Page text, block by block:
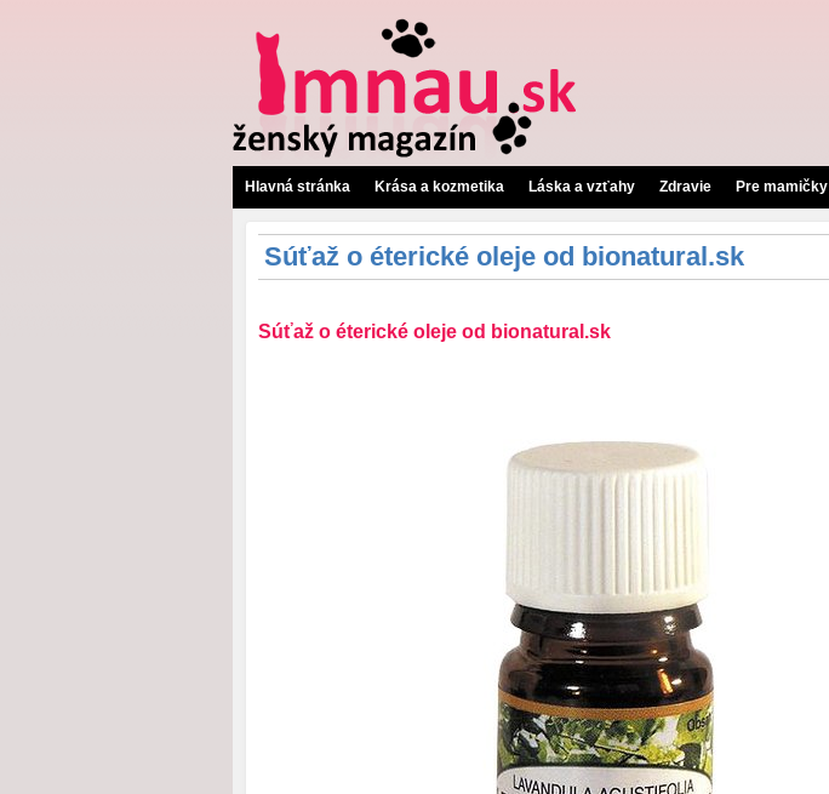
Hlavná stránka Krása a kozmetika Láska a vzťahy Zdravie Pre mamičky
Súťaž o éterické oleje od bionatural.sk
Súťaž o éterické oleje od bionatural.sk